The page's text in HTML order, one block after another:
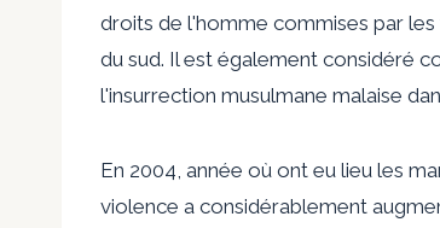
droits de l'homme commises par
du sud. Il est également considéré
l'insurrection musulmane malaise
En 2004, année où ont eu lieu les
violence a considérablement